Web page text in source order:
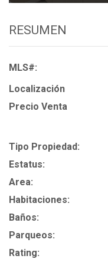
RESUMEN
MLS#:
Localización
Precio Venta
Tipo Propiedad:
Estatus:
Area:
Habitaciones:
Baños:
Parqueos:
Rating: